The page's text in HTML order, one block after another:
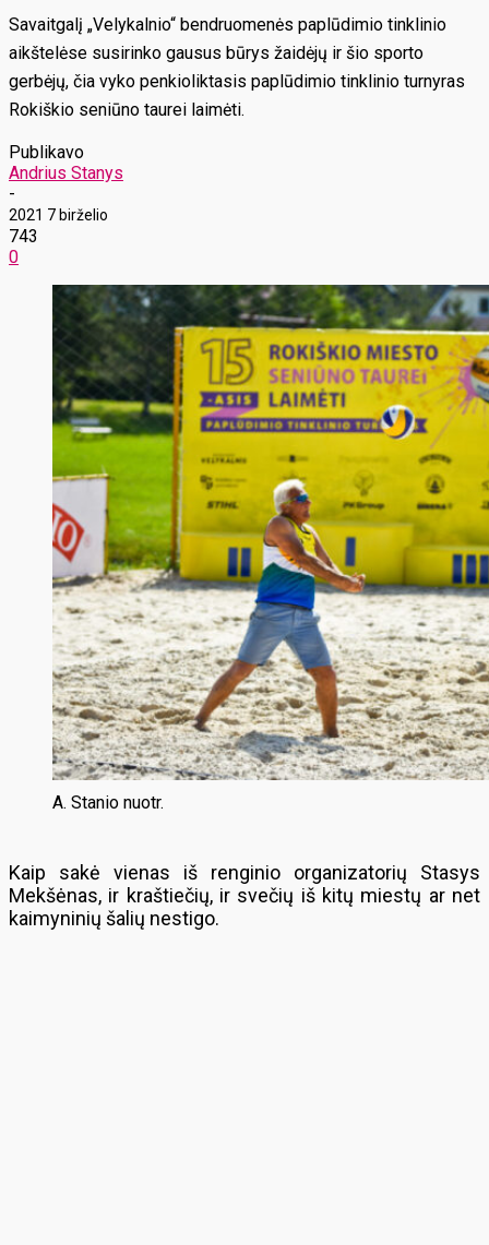
Savaitgalį „Velykalnio“ bendruomenės paplūdimio tinklinio
aikštelėse susirinko gausus būrys žaidėjų ir šio sporto
gerbėjų, čia vyko penkioliktasis paplūdimio tinklinio turnyras
Rokiškio seniūno taurei laimėti.
Publikavo
Andrius Stanys
-
2021 7 birželio
743
0
A. Stanio nuotr.
Kaip sakė vienas iš renginio organizatorių Stasys
Mekšėnas, ir kraštiečių, ir svečių iš kitų miestų ar net
kaimyninių šalių nestigo.